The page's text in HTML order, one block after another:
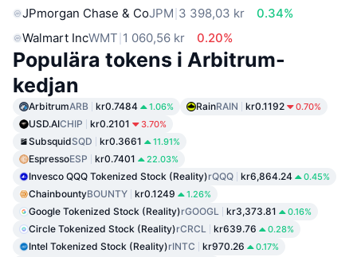
JPmorgan Chase & CoJPM 3 398,03 kr
0.34%
Walmart IncWMT 1 060,56 kr 0.20%
Populära tokens i Arbitrum-
kedjan
ArbitrumARB kr0.7484 1.06% RainRAIN kr0.1192 0.70%
USD.AICHIP kr0.2101 3.70%
SubsquidSQD kr0.3661 11.91%
EspressoESP kr0.7401 22.03%
Invesco QQQ Tokenized Stock (Reality)rQQQ kr6,864.24 0.45%
ChainbountyBOUNTY kr0.1249 1.26%
Google Tokenized Stock (Reality)rGOOGL kr3,373.81 0.16%
Circle Tokenized Stock (Reality)rCRCL kr639.76 0.28%
Intel Tokenized Stock (Reality)rINTC kr970.26 0.17%